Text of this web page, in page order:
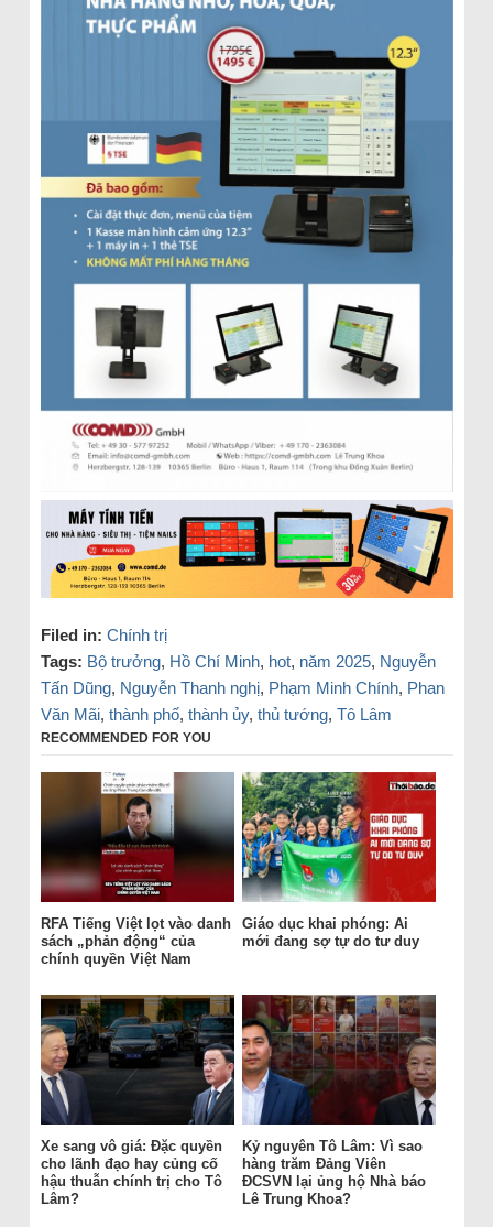
Filed in: Chính trị
Tags: Bộ trưởng, Hồ Chí Minh, hot, năm 2025, Nguyễn
Tấn Dũng, Nguyễn Thanh nghị, Phạm Minh Chính, Phan
Văn Mãi, thành phố, thành ủy, thủ tướng, Tô Lâm
RECOMMENDED FOR YOU
RFA Tiếng Việt lọt vào danh
sách „phản động“ của
chính quyền Việt Nam
Giáo dục khai phóng: Ai
mới đang sợ tự do tư duy
Xe sang vô giá: Đặc quyền
cho lãnh đạo hay củng cố
hậu thuẫn chính trị cho Tô
Lâm?
Kỷ nguyên Tô Lâm: Vì sao
hàng trăm Đảng Viên
ĐCSVN lại ủng hộ Nhà báo
Lê Trung Khoa?